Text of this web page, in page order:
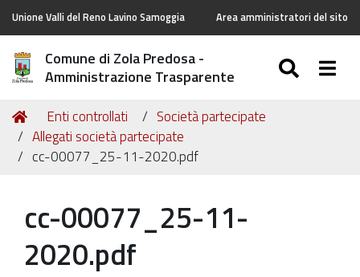
Unione Valli del Reno Lavino Samoggia Area amministratori del sito
Comune di Zola Predosa -
Amministrazione Trasparente
Tu
sei
qui:
Home
Enti controllati
Società partecipate
Allegati società partecipate
cc-00077_25-11-2020.pdf
cc-00077_25-11-
2020.pdf